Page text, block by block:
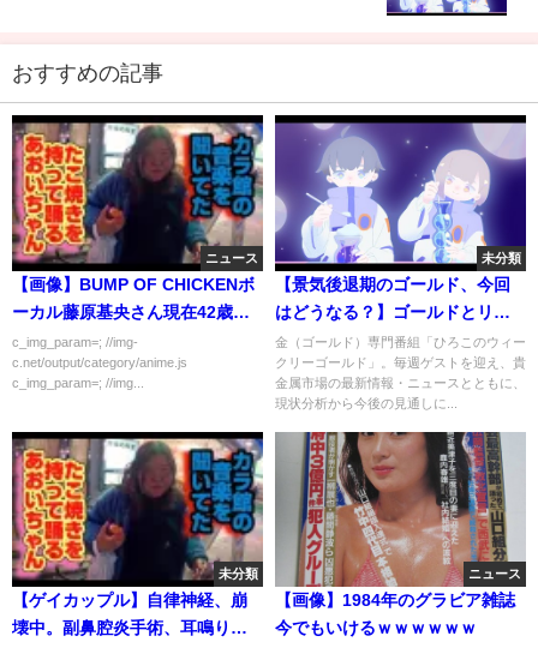
おすすめの記事
ニュース
【画像】BUMP OF CHICKENボ
ーカル藤原基央さん現在42歳の
姿がこちら
c_img_param=; //img-
c.net/output/category/anime.js
c_img_param=; //img...
未分類
【景気後退期のゴールド、今回
はどうなる？】ゴールドとリセ
ッション（貴金属スペシャリス
ト 池水雄一さん） [ウィークリー
ゴールド]
金（ゴールド）専門番組「ひろこのウィー
クリーゴールド」。毎週ゲストを迎え、貴
金属市場の最新情報・ニュースとともに、
現状分析から今後の見通しに...
未分類
【ゲイカップル】自律神経、崩
壊中。副鼻腔炎手術、耳鳴り、
ニュース
【画像】1984年のグラビア雑誌
今でもいけるｗｗｗｗｗｗ